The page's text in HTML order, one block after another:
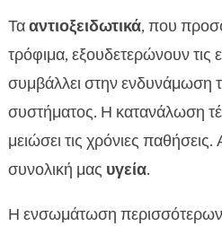
Τααντιοξειδωτικά, που
τρόφιμα, εξουδετερώνουν τις
συμβάλλει στην ενδυνάμωση
συστήματος. Η κατανάλωση
μειώσει τις χρόνιες
συνολική μας υγεία.
Η ενσωμάτωση